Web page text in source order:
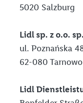
5020 Salzburg
Lidl sp. z o.o.
ul. Poznańska
62-080
Lidl